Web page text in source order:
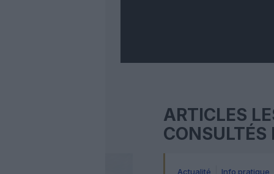
ARTICLES
CONSULTÉS
Actualité Info pratique